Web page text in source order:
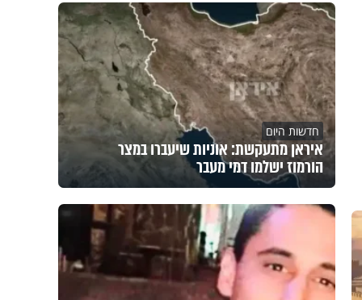
חדשות היום
איראן מתעקשת: אוניות שיעברו במצר
הורמוז ישלמו דמי מעבר